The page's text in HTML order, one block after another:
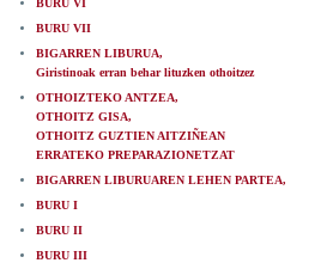
BURU VI
BURU VII
BIGARREN LIBURUA,
Giristinoak erran behar lituzken othoitzez
OTHOIZTEKO ANTZEA,
OTHOITZ GISA,
OTHOITZ GUZTIEN AITZIÑEAN
ERRATEKO PREPARAZIONETZAT
BIGARREN LIBURUAREN LEHEN PARTEA,
BURU I
BURU II
BURU III